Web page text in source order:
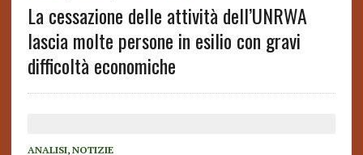
La cessazione delle attività dell’UNRWA
lascia molte persone in esilio con gravi
difficoltà economiche
ANALISI, NOTIZIE